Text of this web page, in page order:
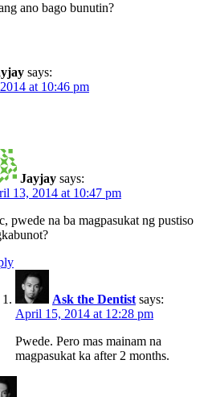
ano bago bunutin?
says:
at 10:46 pm
Jayjay says:
13, 2014 at 10:47 pm
pwede na ba magpasukat ng pustiso
Ask the Dentist says:
April 15, 2014 at 12:28 pm
Pwede. Pero mas mainam na
magpasukat ka after 2 months.